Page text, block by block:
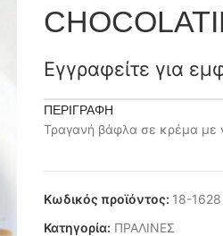
Εγγραφείτε για
ΠΕΡΙΓΡΑΦΉ
Τραγανή βάφλα σε κρέμα με
Κωδικός προϊόντος: 18-1628
Κατηγορία: ΠΡΑΛΙΝΕΣ